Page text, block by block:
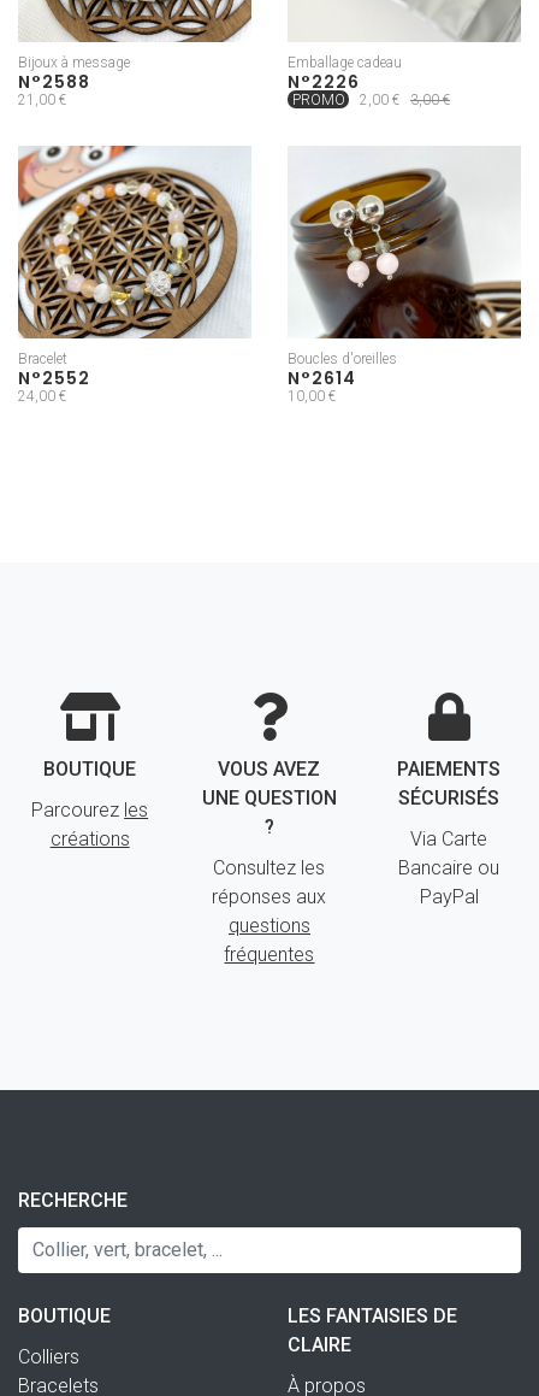
Bijoux à message
N°2588
21,00 €
Emballage cadeau
N°2226
PROMO 2,00 € 3,00 €
Bracelet
N°2552
24,00 €
Boucles d'oreilles
N°2614
10,00 €
BOUTIQUE
Parcourez les
créations
VOUS AVEZ
UNE QUESTION
?
Consultez les
réponses aux
questions
fréquentes
PAIEMENTS
SÉCURISÉS
Via Carte
Bancaire ou
PayPal
LES FANTAISIES DE
CLAIRE
À propos
BOUTIQUE
Colliers
Bracelets
RECHERCHE